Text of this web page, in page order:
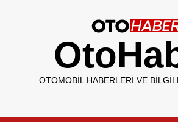
OTOMOBIL HABERLERI VE